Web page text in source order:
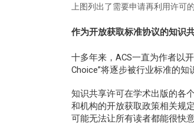
上图列出了需要申请再利用许可
作为开放获取标准协议的知识
十多年来，ACS一直为作者以
Choice”将逐步被行业标准的知
知识共享许可在学术出版的各
和机构的开放获取政策相关规
可能无法让所有读者都能很快